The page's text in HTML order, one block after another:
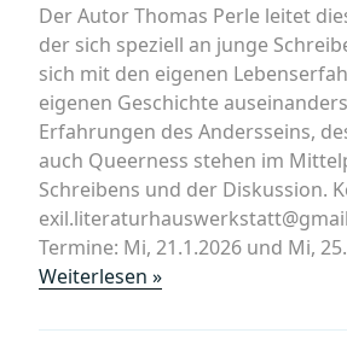
Der Autor Thomas Perle leitet
der sich speziell an junge
sich mit den eigenen
eigenen Geschichte
Erfahrungen des Andersseins,
auch Queerness stehen im
Schreibens und der Diskussion.
Termine: Mi, 21.1.2026 und Mi,
Weiterlesen »„Workshop
exil.Literaturhaus-